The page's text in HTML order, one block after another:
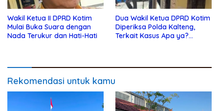
Wakil Ketua II DPRD Kotim
Mulai Buka Suara dengan
Nada Terukur dan Hati-Hati
Dua Wakil Ketua DPRD Kotim
Diperiksa Polda Kalteng,
Terkait Kasus Apa ya?…
Rekomendasi untuk kamu